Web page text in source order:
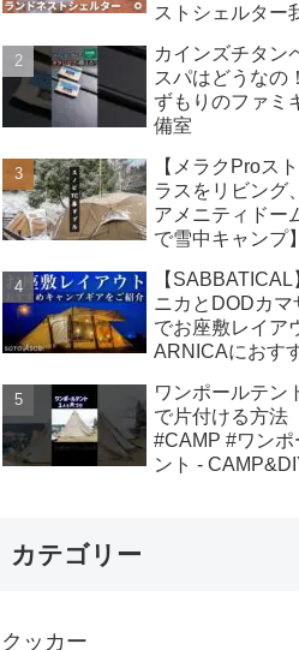
ストシェルター
アビルキャンプ
那須／LUMIX
パハキット アウトドア
VLOG
カインズチタン
スパはどうなの
ずもりのファミ
備室
【メラクProス
ラスをリビング
アメニティドー
で雪中キャンプ】
#snowpeak - 坊
パー@キンボウ
【
ニカとDODカマ
でお座敷レイア
ARNICAにおす
キャンプ -
ワンポールテン
で片付ける方法
#CAMP #ワンポ
ント -
カテゴリー
クッカー